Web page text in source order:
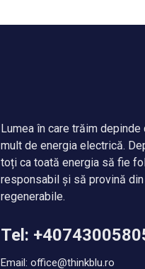
Lumea în care trăim
mult de energia electrică.
toți ca toată energia să fie
responsabil și să provină
regenerabile.
Tel:
Email: office@thinkblu.ro